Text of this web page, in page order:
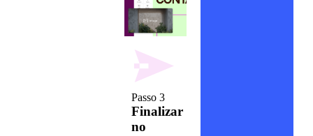
Passo 3
Finalizar
no